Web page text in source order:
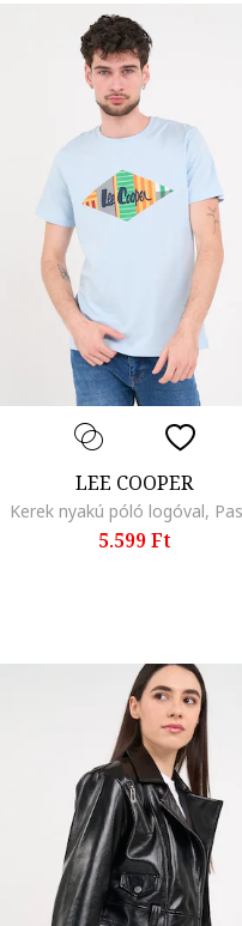
LEE COOPER
5.599 Ft